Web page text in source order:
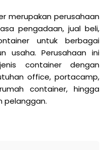
merupakan perusahaan
pengadaan, jual beli,
untuk berbagai
usaha. Perusahaan ini
container dengan
office, portacamp,
container, hingga
pelanggan.